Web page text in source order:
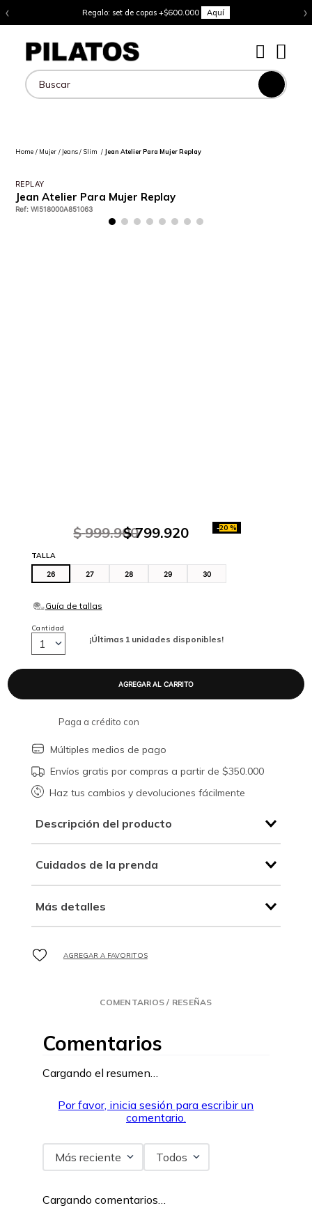
‹ Regalo: set de copas +$600.000 Aquí ›
Buscar
Mujer Jeans Slim Jean Atelier Para Mujer Replay
REPLAY
Jean Atelier Para Mujer Replay
Ref:WI518000A851063
$ 999.900
$ 799.920 -20 %
TALLA
26 27 28 29 30
¡Últimas 1 unidades disponibles!
Cantidad
1
Paga a crédito con
Múltiples medios de pago
Envíos gratis por compras a partir de $350.000
Haz tus cambios y devoluciones fácilmente
Descripción del producto
Cuidados de la prenda
Más detalles
COMENTARIOS / RESEÑAS
Comentarios
Cargando el resumen…
Por favor, inicia sesión para escribir un
comentario.
Más reciente Todos
Cargando comentarios…